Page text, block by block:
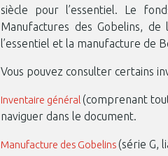
siècle pour l’essentiel. Le
Manufactures des Gobelins,
l’essentiel et la manufacture de
Vous pouvez consulter certains
Inventaire général (comprenant
naviguer dans le document.
Manufacture des Gobelins (série G,